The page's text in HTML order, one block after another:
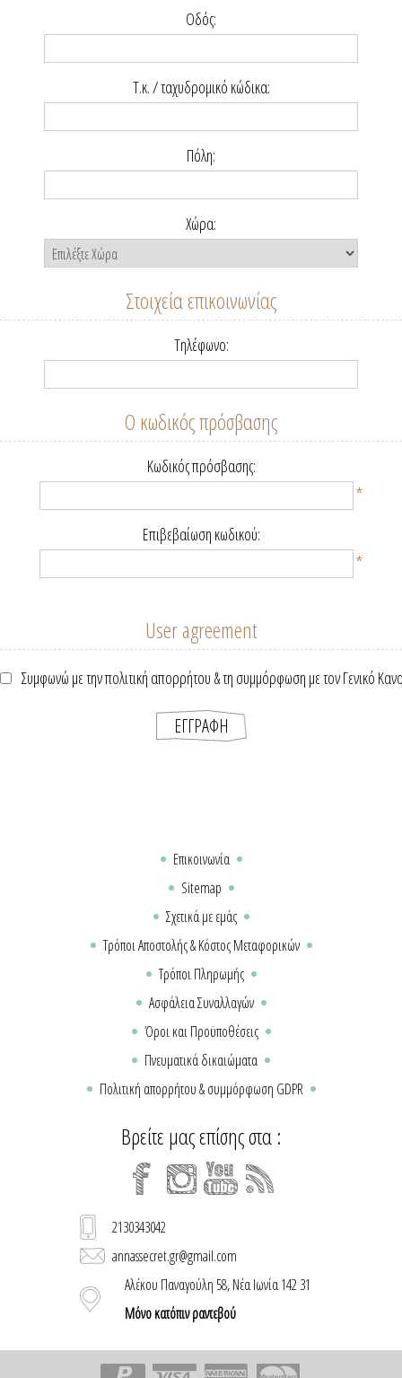
Οδός:
Τ.κ. / ταχυδρομικό κώδικα:
Πόλη:
Χώρα:
Στοιχεία επικοινωνίας
Τηλέφωνο:
Ο κωδικός πρόσβασης
Κωδικός πρόσβασης:
*
Επιβεβαίωση κωδικού:
*
User agreement
Συμφωνώ με την πολιτική απορρήτου & τη συμμόρφωση με τον Γενικό
Επικοινωνία
Sitemap
Σχετικά με εμάς
Τρόποι Αποστολής & Κόστος Μεταφορικών
Τρόποι Πληρωμής
Ασφάλεια Συναλλαγών
Όροι και Προϋποθέσεις
Πνευματικά δικαιώματα
Πολιτική απορρήτου & συμμόρφωση GDPR
Βρείτε μας επίσης στα :
2130343042
annassecret.gr@gmail.com
Αλέκου Παναγούλη 58, Νέα Ιωνία 142 31
Μόνο κατόπιν ραντεβού